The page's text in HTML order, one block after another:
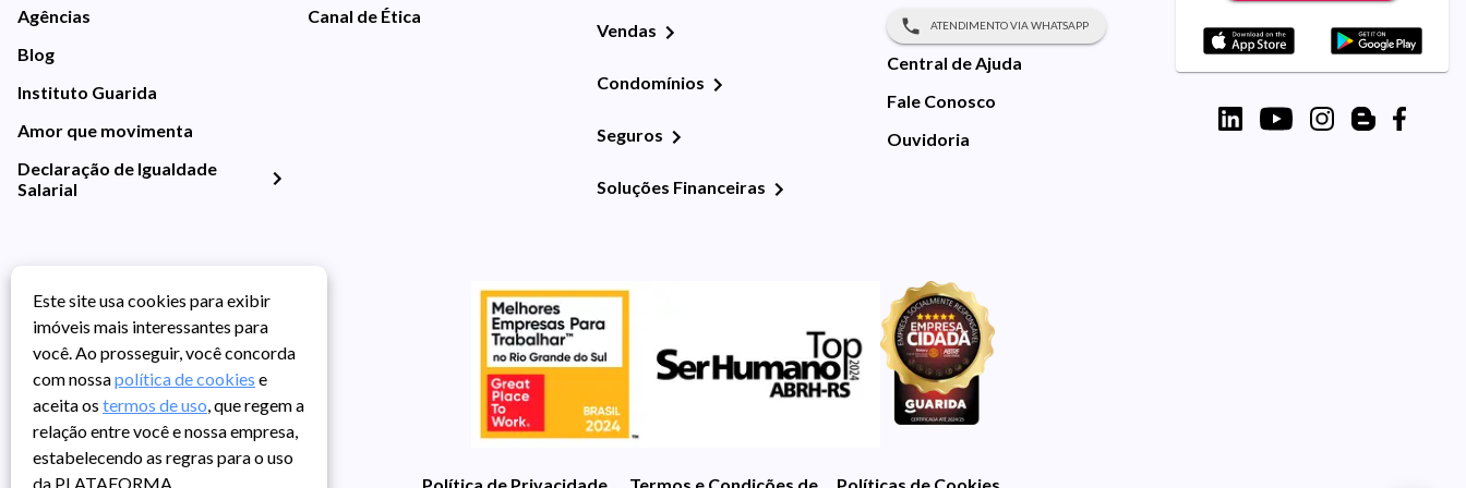
Agências
Blog
Instituto Guarida
Amor que movimenta
Declaração de Igualdade
Salarial
Canal de Ética
Vendas
Condomínios
Seguros
Soluções Financeiras
ATENDIMENTO VIA WHATSAPP
Central de Ajuda
Fale Conosco
Ouvidoria
Política de Privacidade Termos e Condições de UsoPolíticas de Cookies
Este site usa cookies para exibir
imóveis mais interessantes para
você. Ao prosseguir, você concorda
com nossapolítica de cookies e
aceita os termos de uso, que regem a
relação entre você e nossa empresa,
estabelecendo as regras para o uso
da PLATAFORMA.